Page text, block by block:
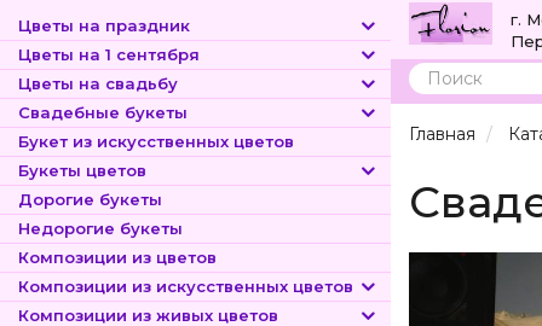
Цветы на праздник
Цветы на 1 сентября
Цветы на свадьбу
Свадебные букеты
Букет из искусственных цветов
Букеты цветов
Дорогие букеты
Недорогие букеты
Композиции из цветов
Композиции из искусственных цветов
Композиции из живых цветов
г.
Поиск
Главная